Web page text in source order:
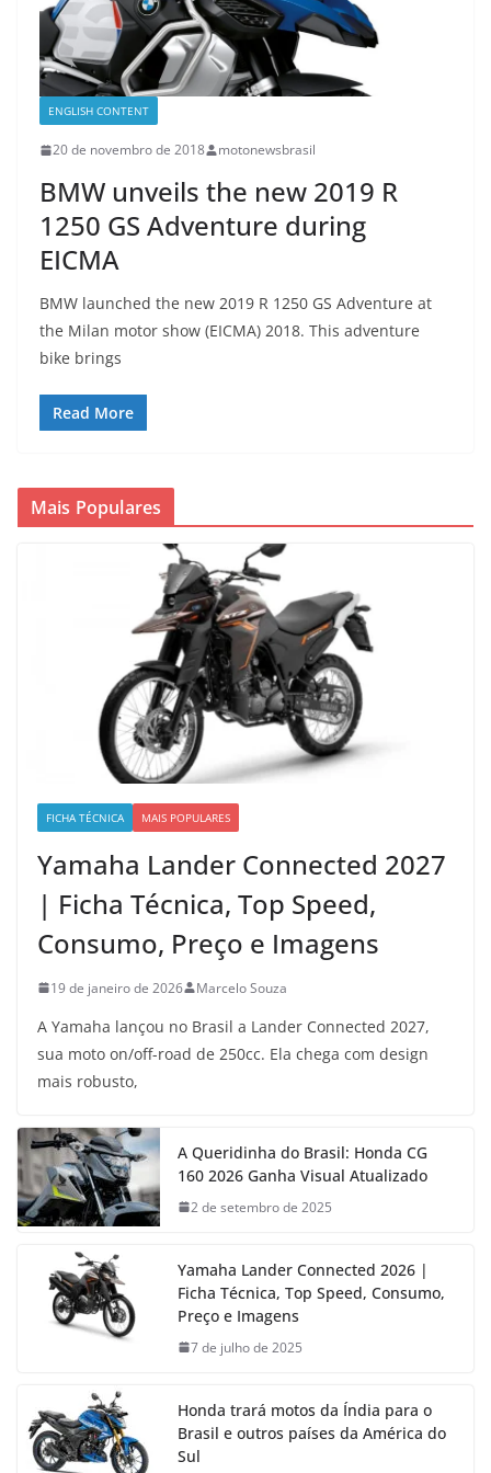
ENGLISH CONTENT
20 de novembro de 2018 motonewsbrasil
BMW unveils the new 2019 R
1250 GS Adventure during
EICMA
BMW launched the new 2019 R 1250 GS Adventure at
the Milan motor show (EICMA) 2018. This adventure
bike brings
Read More
Mais Populares
FICHA TÉCNICA MAIS POPULARES
Yamaha Lander Connected 2027
| Ficha Técnica, Top Speed,
Consumo, Preço e Imagens
19 de janeiro de 2026 Marcelo Souza
A Yamaha lançou no Brasil a Lander Connected 2027,
sua moto on/off-road de 250cc. Ela chega com design
mais robusto,
A Queridinha do Brasil: Honda CG
160 2026 Ganha Visual Atualizado
2 de setembro de 2025
Yamaha Lander Connected 2026 |
Ficha Técnica, Top Speed, Consumo,
Preço e Imagens
7 de julho de 2025
Honda trará motos da Índia para o
Brasil e outros países da América do
Sul